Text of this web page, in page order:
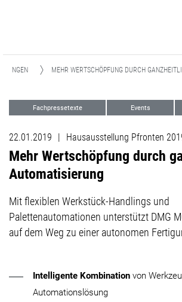
MEHR WERTSCHÖPFUNG DURCH
Fachpressetexte Events
22.01.2019 | Hausausstellung Pfronten
Mehr Wertschöpfung durch
Automatisierung
Mit flexiblen Werkstück-Handlings und
Palettenautomationen unterstützt DMG
auf dem Weg zu einer autonomen
Intelligente Kombination von
Automationslösung